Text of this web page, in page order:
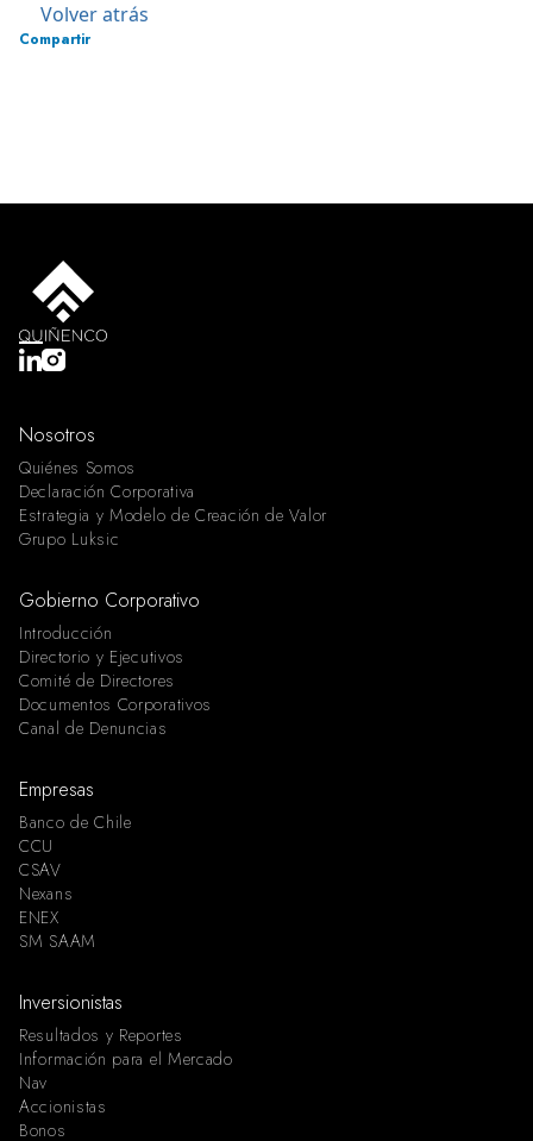
Volver atrás
Compartir
Nosotros
Quiénes Somos
Declaración Corporativa
Estrategia y Modelo de Creación de Valor
Grupo Luksic
Gobierno Corporativo
Introducción
Directorio y Ejecutivos
Comité de Directores
Documentos Corporativos
Canal de Denuncias
Empresas
Banco de Chile
CCU
CSAV
Nexans
ENEX
SM SAAM
Inversionistas
Resultados y Reportes
Información para el Mercado
Nav
Accionistas
Bonos